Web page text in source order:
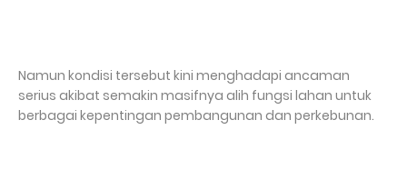
Namun kondisi tersebut kini menghadapi ancaman
serius akibat semakin masifnya alih fungsi lahan untuk
berbagai kepentingan pembangunan dan perkebunan.